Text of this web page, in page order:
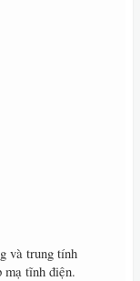
và trung tính
mạ tĩnh điện.